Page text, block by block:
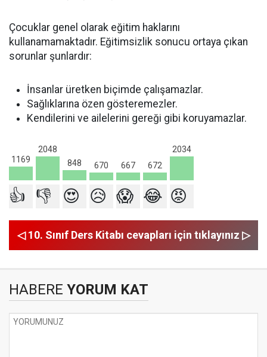
Çocuklar genel olarak eğitim haklarını
kullanamamaktadır. Eğitimsizlik sonucu ortaya çıkan
sorunlar şunlardır:
İnsanlar üretken biçimde çalışamazlar.
Sağlıklarına özen gösteremezler.
Kendilerini ve ailelerini gereği gibi koruyamazlar.
1169
2048
848
670 667 672
2034
👍 👎 😍 😥 😱 😂 😡
◁ 10. Sınıf Ders Kitabı cevapları için tıklayınız ▷
HABERE YORUM KAT